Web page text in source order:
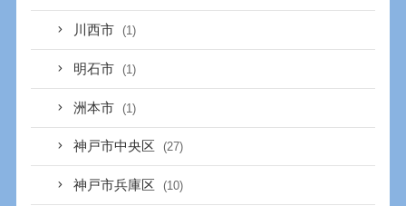
川西市 (1)
明石市 (1)
洲本市 (1)
神戸市中央区 (27)
神戸市兵庫区 (10)